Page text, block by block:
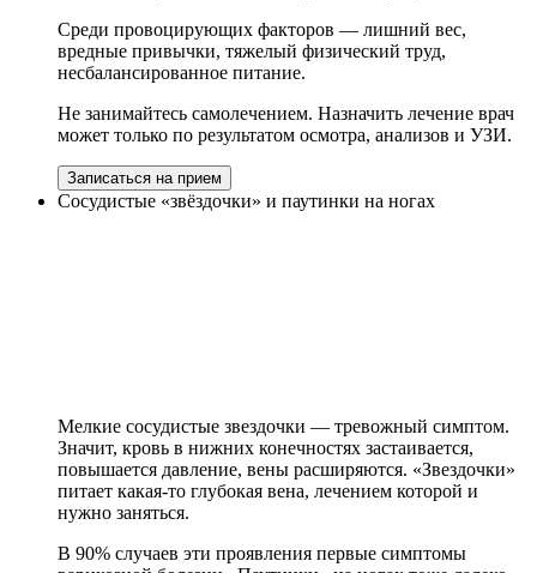
Среди провоцирующих факторов — лишний вес,
вредные привычки, тяжелый физический труд,
несбалансированное питание.
Не занимайтесь самолечением. Назначить лечение врач
может только по результатом осмотра, анализов и УЗИ.
Записаться на прием
Сосудистые «звёздочки» и паутинки на ногах
Мелкие сосудистые звездочки — тревожный симптом.
Значит, кровь в нижних конечностях застаивается,
повышается давление, вены расширяются. «Звездочки»
питает какая-то глубокая вена, лечением которой и
нужно заняться.
В 90% случаев эти проявления первые симптомы